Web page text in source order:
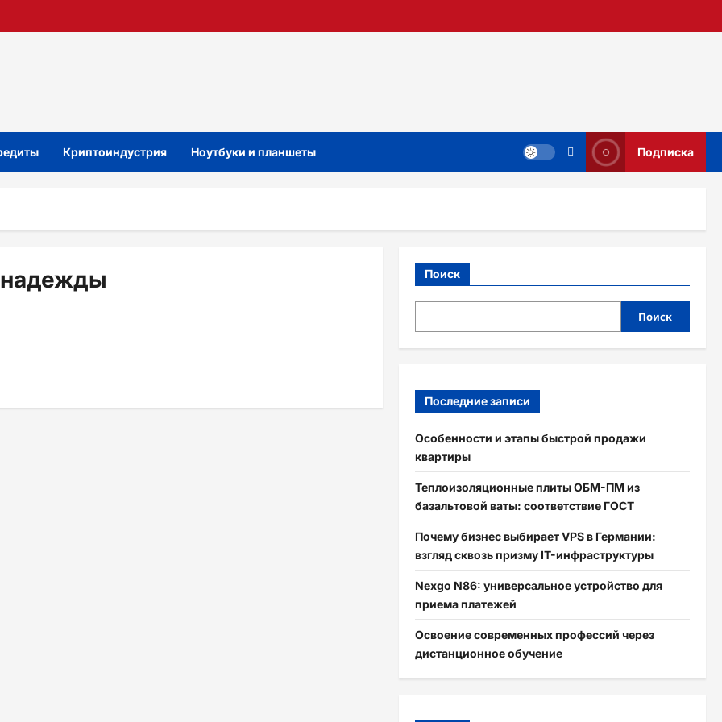
Криптоиндустрия Ноутбуки и планшеты Подписка
Поиск
Поиск
Последние записи
Особенности и этапы быстрой продажи
квартиры
Теплоизоляционные плиты ОБМ-ПМ из
базальтовой ваты: соответствие ГОСТ
Почему бизнес выбирает VPS в Германии:
взгляд сквозь призму IT-инфраструктуры
Nexgo N86: универсальное устройство для
приема платежей
Освоение современных профессий через
дистанционное обучение